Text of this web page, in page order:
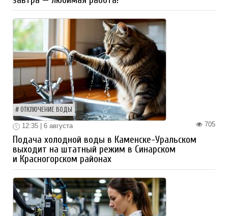
ОТКЛЮЧЕНИЕ ВОДЫ
705
12:35 | 6 августа
Подача холодной воды в Каменске-Уральском
выходит на штатный режим в Синарском
и Красногорском районах